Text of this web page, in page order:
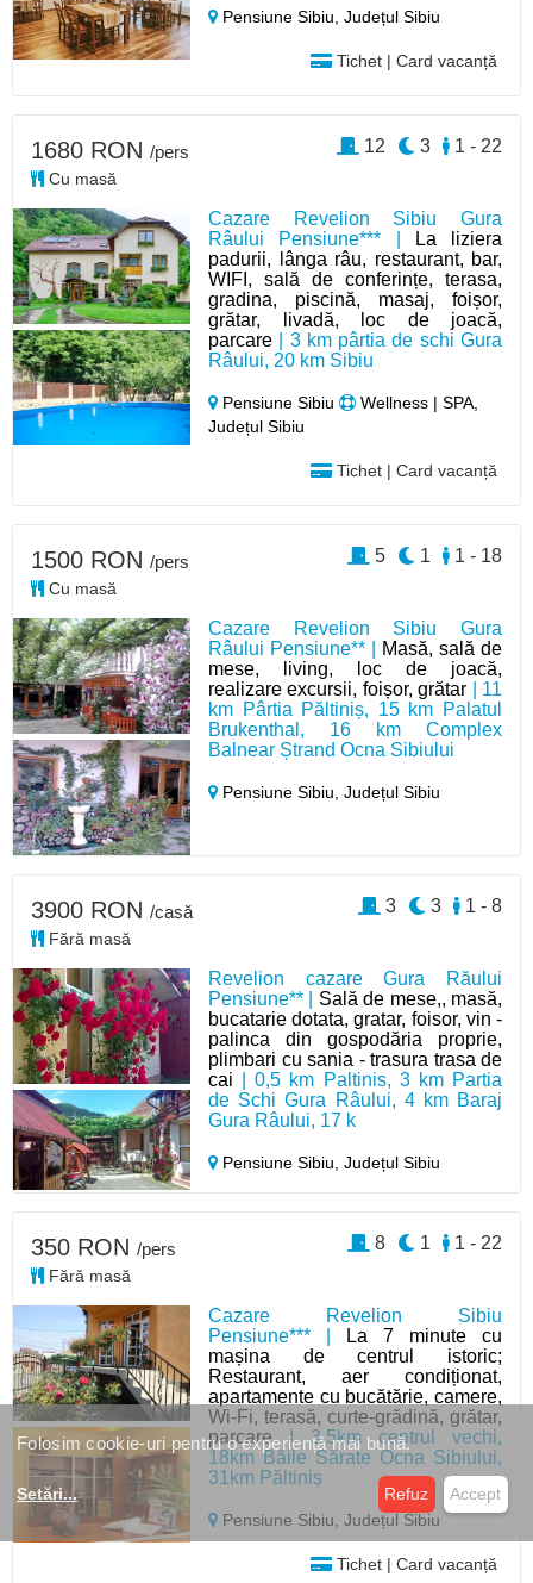
Pensiune Sibiu,Județul Sibiu
Tichet | Card vacanță
Cazare Revelion Sibiu Gura
Râului Pensiune*** |
La liziera
padurii, lânga râu, restaurant, bar,
WIFI, sală de conferințe, terasa,
gradina, piscină, masaj, foișor,
grătar, livadă, loc de joacă,
parcare | 3 km pârtia de schi Gura
Râului, 20 km Sibiu
Pensiune Sibiu
Wellness | SPA,
Județul Sibiu
Tichet | Card vacanță
1680 RON /pers
Cu masă
1 - 22
3
12
Cazare Revelion Sibiu Gura
Râului Pensiune** |
Masă, sală de
mese, living, loc de joacă,
realizare excursii, foișor, grătar | 11
km Pârtia Păltiniș, 15 km Palatul
Brukenthal, 16 km Complex
Balnear Ștrand Ocna Sibiului
Pensiune Sibiu,Județul Sibiu
1500 RON /pers
Cu masă
1 - 18
1
5
Revelion cazare Gura Răului
Pensiune** | Sală de mese,, masă,
bucatarie dotata, gratar, foisor, vin -
palinca din gospodăria proprie,
plimbari cu sania - trasura trasa de
cai | 0,5 km Paltinis, 3 km Partia
de Schi Gura Râului, 4 km Baraj
Gura Râului, 17 k
Pensiune Sibiu,Județul Sibiu
3900 RON /casă
Fără masă
1 - 8
3
3
Cazare Revelion Sibiu
Pensiune*** |
La 7 minute cu
mașina de centrul istoric;
Restaurant, aer condiționat,
apartamente cu bucătărie, camere,
Wi-Fi, terasă, curte-grădină, grătar,
parcare| 3,5km centrul vechi,
18km Băile Sărate Ocna Sibiului,
31km Păltiniș
Pensiune Sibiu,Județul Sibiu
Tichet | Card vacanță
350 RON /pers
Fără masă
1 - 22
1
8
Folosim cookie-uri pentru o experiență mai bună.
Setări... Refuz Accept